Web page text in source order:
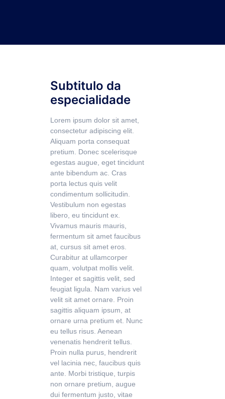
Subtitulo da
especialidade
Lorem ipsum dolor sit amet,
consectetur adipiscing elit.
Aliquam porta consequat
pretium. Donec scelerisque
egestas augue, eget tincidunt
ante bibendum ac. Cras
porta lectus quis velit
condimentum sollicitudin.
Vestibulum non egestas
libero, eu tincidunt ex.
Vivamus mauris mauris,
fermentum sit amet faucibus
at, cursus sit amet eros.
Curabitur at ullamcorper
quam, volutpat mollis velit.
Integer et sagittis velit, sed
feugiat ligula. Nam varius vel
velit sit amet ornare. Proin
sagittis aliquam ipsum, at
ornare urna pretium et. Nunc
eu tellus risus. Aenean
venenatis hendrerit tellus.
Proin nulla purus, hendrerit
vel lacinia nec, faucibus quis
ante. Morbi tristique, turpis
non ornare pretium, augue
dui fermentum justo, vitae